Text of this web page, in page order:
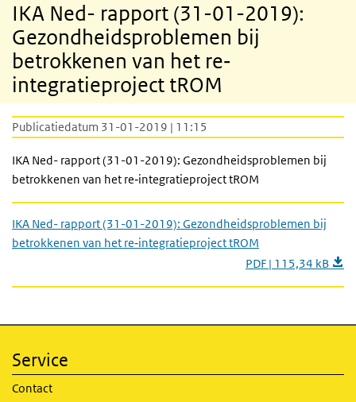
IKA Ned- rapport (31-01-2019):
Gezondheidsproblemen bij
betrokkenen van het re‐
integratieproject tROM
Publicatiedatum 31-01-2019 | 11:15
IKA Ned- rapport (31-01-2019): Gezondheidsproblemen bij
betrokkenen van het re‐integratieproject tROM
IKA Ned- rapport (31-01-2019): Gezondheidsproblemen bij
betrokkenen van het re‐integratieproject tROM
PDF | 115,34 kB
Service
Contact